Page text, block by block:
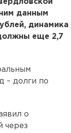
данным
динамика
еще 2,7
– долги по
о
через